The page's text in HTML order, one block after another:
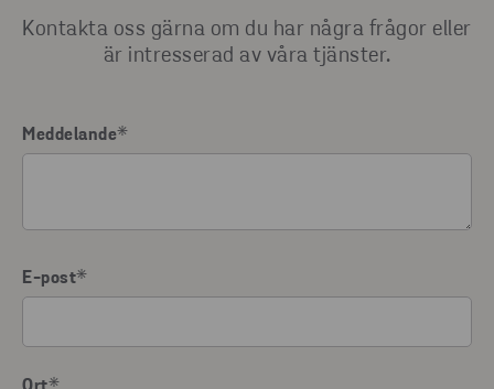
Kontakta oss gärna om du har några frågor eller
är intresserad av våra tjänster.
Meddelande*
E-post*